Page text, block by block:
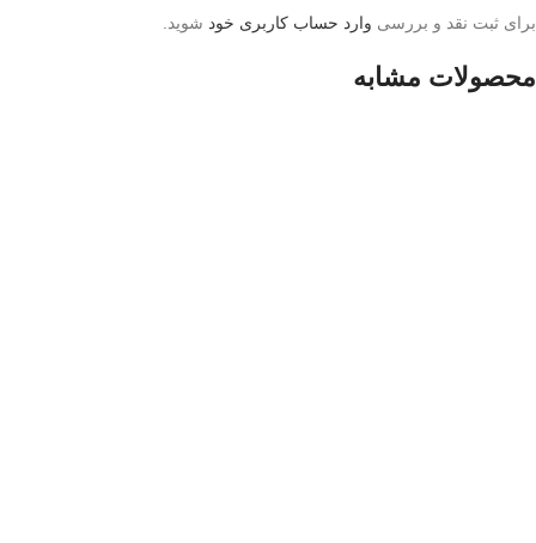
برای ثبت نقد و بررسی وارد حساب کاربری خود شوید.
محصولات مشابه